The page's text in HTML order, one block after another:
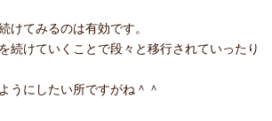
けてみるのは有効です。
続けていくことで段々と移行されていったり
うにしたい所ですがね＾＾